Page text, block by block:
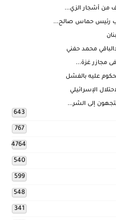
من أشجار الزي...
رئيس حماس صالح...
محمد حفني
فى مجازر غزة...
الإسرائيلي
643
767
4764
540
599
548
341